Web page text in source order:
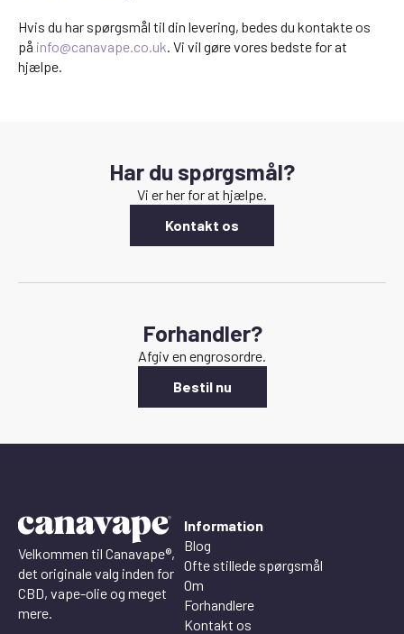
Hvis du har spørgsmål til din levering, bedes du kontakte os
på info@canavape.co.uk. Vi vil gøre vores bedste for at
hjælpe.
Har du spørgsmål?
Vi er her for at hjælpe.
Kontakt os
Forhandler?
Afgiv en engrosordre.
Bestil nu
Velkommen til Canavape®,
det originale valg inden for
CBD, vape-olie og meget
mere.
Information
Blog
Ofte stillede spørgsmål
Om
Forhandlere
Kontakt os